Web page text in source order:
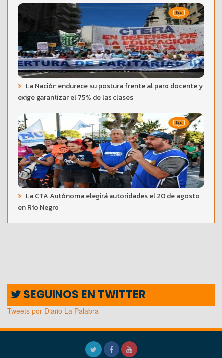
La Nación endurece su postura frente al paro docente y
exige garantizar el 75% de las clases
La CTA Autónoma elegirá autoridades el 20 de agosto
en Río Negro
SEGUINOS EN TWITTER
Tweets por Diario La Palabra